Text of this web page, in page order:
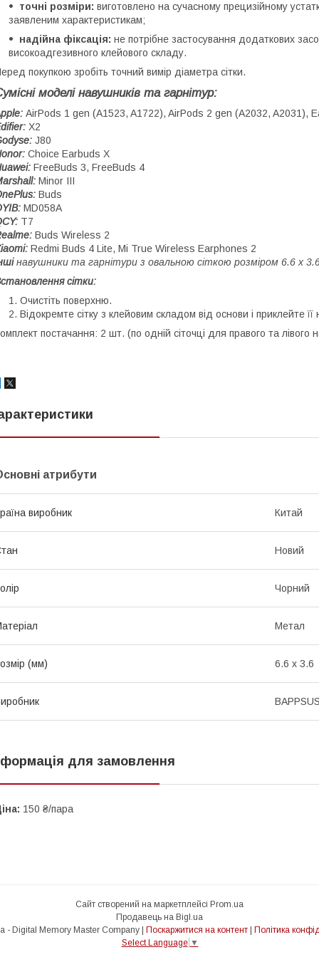
точні розміри: виготовлено на сучасному прецизійному
заявленим характеристикам;
надійна фіксація: не потрібне застосування додаткових
високоадгезивного клейового складу.
покупкою зробіть точний вимір діаметра сітки.
моделі навушників та гарнітур:
AirPods 1 gen (A1523, A1722), AirPods 2 gen (A2032, A2031),
X2
J80
Choice Earbuds X
FreeBuds 3, FreeBuds 4
Minor III
Buds
MD058A
T7
Buds Wireless 2
Redmi Buds 4 Lite, Mi True Wireless Earphones 2
навушники та гарнітури з овальною сіткою розміром 6.6 x
сітки:
Очистіть поверхню.
Відокремте сітку з клейовим складом від основи і приклейте
постачання: 2 шт. (по одній сіточці для правого та лівого
атрибути
виробник Китай
Новий
Чорний
Метал
(мм) 6.6 x 3.6
BAPPSUS
для замовлення
150 ₴/пара
Сайт створений на маркетплейсі Prom.ua
Продавець на Bigl.ua
Dimm.co.ua - Digital Memory Master Company | Поскаржитися на контент | Політика
Select Language ▼